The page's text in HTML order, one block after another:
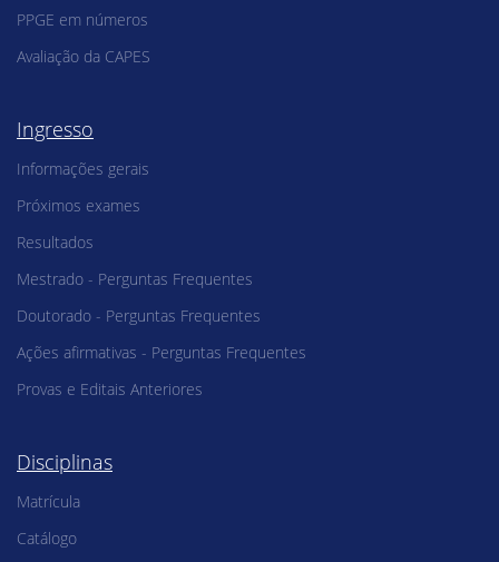
PPGE em números
Avaliação da CAPES
Ingresso
Informações gerais
Próximos exames
Resultados
Mestrado - Perguntas Frequentes
Doutorado - Perguntas Frequentes
Ações afirmativas - Perguntas Frequentes
Provas e Editais Anteriores
Disciplinas
Matrícula
Catálogo